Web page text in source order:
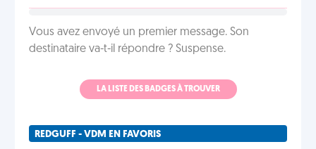
Vous avez envoyé un premier message. Son
destinataire va-t-il répondre ? Suspense.
LA LISTE DES BADGES À TROUVER
REDGUFF - VDM EN FAVORIS